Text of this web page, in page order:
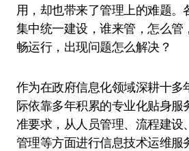
用，却也带来了管理上的难题。
集中统一建设，谁来管，怎么管
畅运行，出现问题怎么解决？
作为在政府信息化领域深耕十多
际依靠多年积累的专业化贴身服
准要求，从人员管理、流程建设
管理等方面进行信息技术运维服